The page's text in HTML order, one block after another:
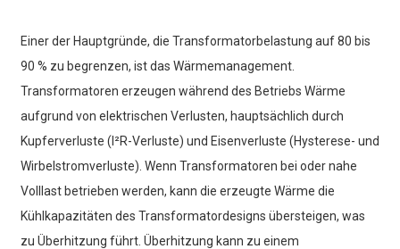
Einer der Hauptgründe, die Transformatorbelastung auf 80 bis
90 % zu begrenzen, ist das Wärmemanagement.
Transformatoren erzeugen während des Betriebs Wärme
aufgrund von elektrischen Verlusten, hauptsächlich durch
Kupferverluste (I²R-Verluste) und Eisenverluste (Hysterese- und
Wirbelstromverluste). Wenn Transformatoren bei oder nahe
Volllast betrieben werden, kann die erzeugte Wärme die
Kühlkapazitäten des Transformatordesigns übersteigen, was
zu Überhitzung führt. Überhitzung kann zu einem